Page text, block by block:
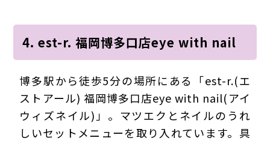
4. est-r. 福岡博多口店eye with nail
博多駅から徒歩5分の場所にある「est-r.(エ
ストアール) 福岡博多口店eye with nail(アイ
ウィズネイル)」。マツエクとネイルのうれ
しいセットメニューを取り入れています。具